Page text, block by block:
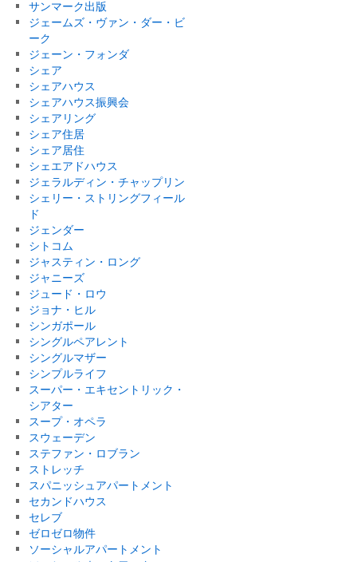
サンマーク出版
ジェームズ・ヴァン・ダー・ビ
ーク
ジェーン・フォンダ
シェア
シェアハウス
シェアハウス振興会
シェアリング
シェア住居
シェア居住
シェエアドハウス
ジェラルディン・チャップリン
シェリー・ストリングフィール
ド
ジェンダー
シトコム
ジャスティン・ロング
ジャニーズ
ジュード・ロウ
ジョナ・ヒル
シンガポール
シングルペアレント
シングルマザー
シンプルライフ
スーパー・エキセントリック・
シアター
スープ・オペラ
スウェーデン
ステファン・ロブラン
ストレッチ
スパニッシュアパートメント
セカンドハウス
セレブ
ゼロゼロ物件
ソーシャルアパートメント